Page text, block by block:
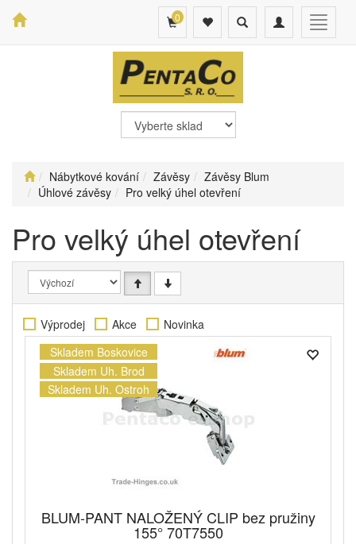
Toggle
Toggle
navigation
Toggle
search
0
Nábytkové kování Závěsy
Závěsy Blum
Úhlové závěsy
Pro velký úhel otevření
Pro velký úhel otevření
Výprodej Akce
Novinka
Skladem Boskovice
Skladem Uh. Brod
Skladem Uh. Ostroh
BLUM-PANT NALOŽENÝ CLIP bez pružiny
155° 70T7550